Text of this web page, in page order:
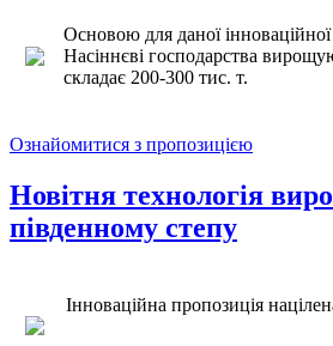
Основою для даної інноваційної
Насіннєві господарства
складає 200-300 тис. т.
Ознайомитися з пропозицією
Новітня технологія
південному степу
Інноваційна пропозиція